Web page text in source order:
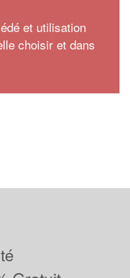
et utilisation
choisir et dans